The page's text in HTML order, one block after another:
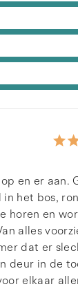
en er aan.
het bos,
horen en
alles
dat er
deur in de
elkaar